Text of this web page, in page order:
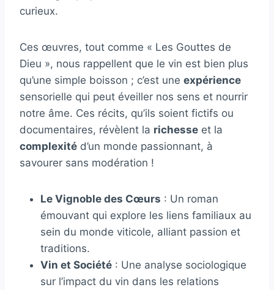
curieux.
Ces œuvres, tout comme « Les Gouttes de
Dieu », nous rappellent que le vin est bien plus
qu’une simple boisson ; c’est une expérience
sensorielle qui peut éveiller nos sens et nourrir
notre âme. Ces récits, qu’ils soient fictifs ou
documentaires, révèlent la richesse et la
complexité d’un monde passionnant, à
savourer sans modération !
Le Vignoble des Cœurs : Un roman
émouvant qui explore les liens familiaux au
sein du monde viticole, alliant passion et
traditions.
Vin et Société : Une analyse sociologique
sur l’impact du vin dans les relations